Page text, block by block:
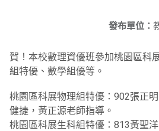
發布單位：
賀！本校數理資優班參加桃園區科
組特優、數學組優等。
桃園區科展物理組特優：902張正
健捷，黃正源老師指導。
桃園區科展生科組特優：813黃聖